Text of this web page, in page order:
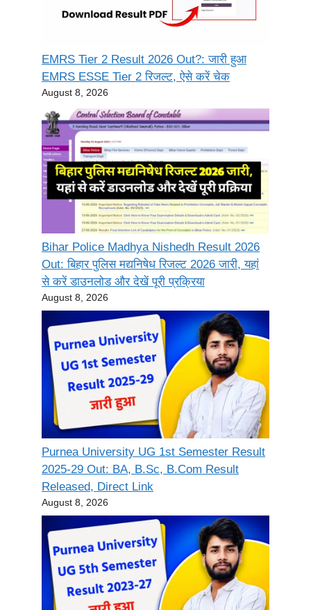
EMRS Tier 2 Result 2026 Out?: जारी हुआ
EMRS ESSE Tier 2 रिजल्ट, ऐसे करें चेक
August 8, 2026
Bihar Police Madhya Nishedh Result 2026
Out: बिहार पुलिस मद्यनिषेध रिजल्ट 2026 जारी, यहां
से करें डाउनलोड और देखें पूरी प्रक्रिया
August 8, 2026
Purnea University UG 1st Semester Result
2025-29 Out: BA, B.Sc, B.Com Result
Released, Direct Link
August 8, 2026